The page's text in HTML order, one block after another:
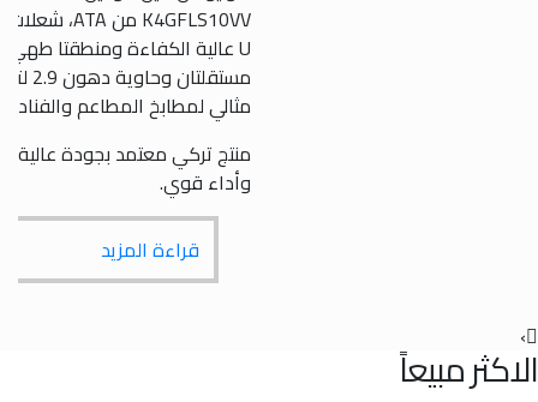
K4GFLS10VV من ATA، شعلات
U عالية الكفاءة ومنطقتا طهي
مستقلتان وحاوية دهون 2.9 لتر،
مثالي لمطابخ المطاعم والفنادق.
منتج تركي معتمد بجودة عالية
وأداء قوي.
قراءة المزيد
مبيعاً